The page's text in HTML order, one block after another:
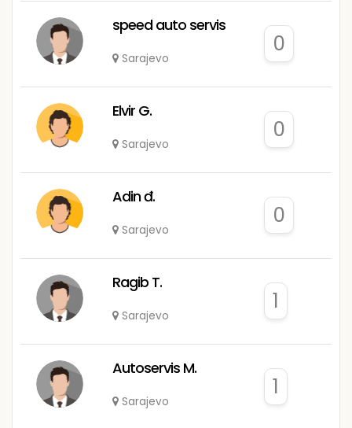
speed auto servis
Sarajevo
0
Elvir G.
Sarajevo
0
Adin đ.
Sarajevo
0
Ragib T.
Sarajevo
1
Autoservis M.
Sarajevo
1